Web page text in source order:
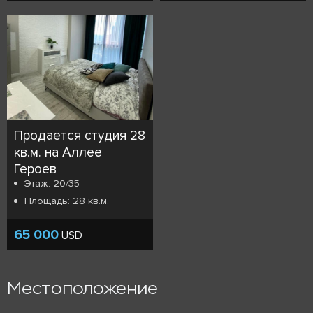
Продается студия 28
кв.м. на Аллее
Героев
Этаж: 20/35
Площадь: 28 кв.м.
65 000 USD
Местоположение